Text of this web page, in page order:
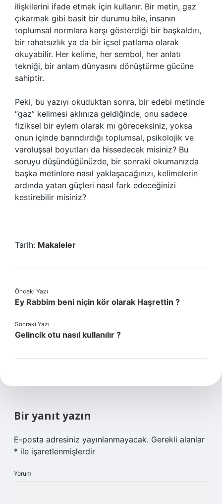
ilişkilerini ifade etmek için kullanır. Bir metin, gaz
çıkarmak gibi basit bir durumu bile, insanın
toplumsal normlara karşı gösterdiği bir başkaldırı,
bir rahatsızlık ya da bir içsel patlama olarak
okuyabilir. Her kelime, her sembol, her anlatı
tekniği, bir anlam dünyasını dönüştürme gücüne
sahiptir.
Peki, bu yazıyı okuduktan sonra, bir edebi metinde
“gaz” kelimesi aklınıza geldiğinde, onu sadece
fiziksel bir eylem olarak mı göreceksiniz, yoksa
onun içinde barındırdığı toplumsal, psikolojik ve
varoluşsal boyutları da hissedecek misiniz? Bu
soruyu düşündüğünüzde, bir sonraki okumanızda
başka metinlere nasıl yaklaşacağınızı, kelimelerin
ardında yatan güçleri nasıl fark edeceğinizi
kestirebilir misiniz?
Tarih: Makaleler
Önceki Yazı
Ey Rabbim beni niçin kör olarak Haşrettin ?
Sonraki Yazı
Gelincik otu nasıl kullanılır ?
Bir yanıt yazın
E-posta adresiniz yayınlanmayacak. Gerekli alanlar
* ile işaretlenmişlerdir
Yorum